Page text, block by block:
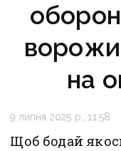
на
9 липня 2025 р., 11:58
Щоб бодай